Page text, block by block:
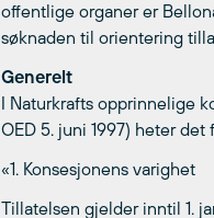
offentlige organer er
søknaden til orientering
Generelt
I Naturkrafts opprinnelige
OED 5. juni 1997) heter
«1. Konsesjonens varighet
Tillatelsen gjelder inntil 1.